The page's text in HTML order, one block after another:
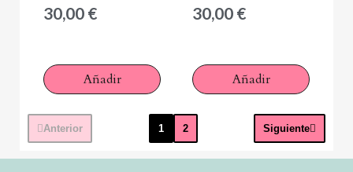
30,00 €
Añadir
30,00 €
Añadir
Anterior 1 2 Siguiente